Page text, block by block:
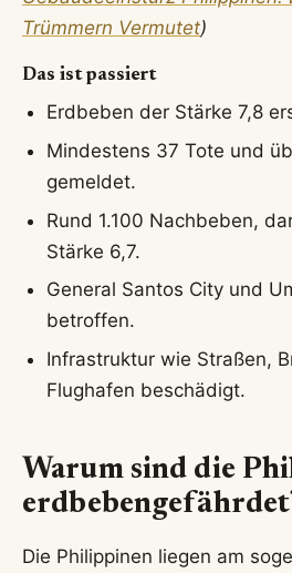
Trümmern Vermutet)
Das ist passiert
Erdbeben der Stärke 7,8
Mindestens 37 Tote und
gemeldet.
Rund 1.100 Nachbeben,
Stärke 6,7.
General Santos City und
betroffen.
Infrastruktur wie Straßen,
Flughafen beschädigt.
Warum sind die
Die Philippinen liegen am